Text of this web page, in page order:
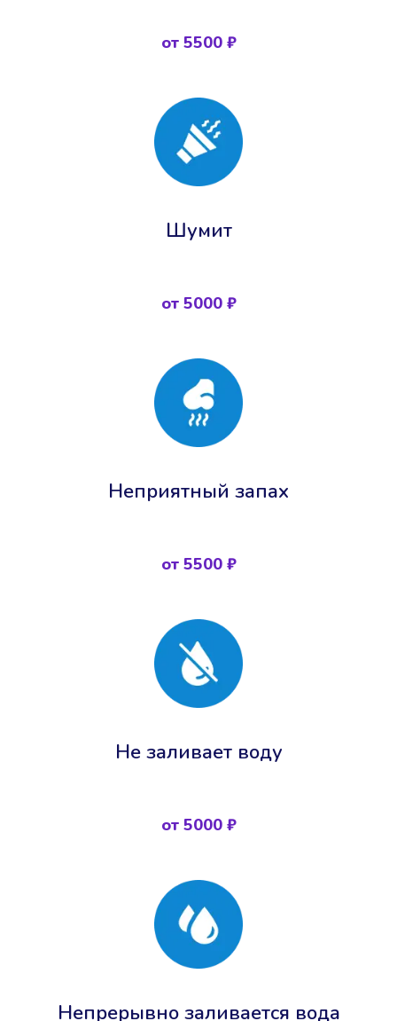
от 5500 ₽
Шумит
от 5000 ₽
Неприятный запах
от 5500 ₽
Не заливает воду
от 5000 ₽
Непрерывно заливается вода